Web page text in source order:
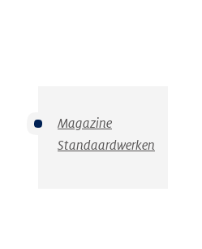
Magazine
Standaardwerken